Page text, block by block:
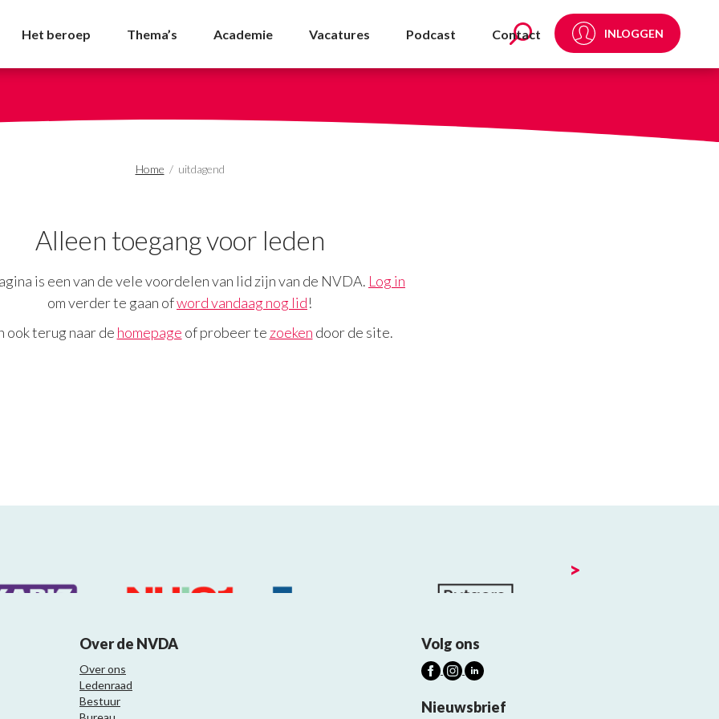
Het beroep Thema’s Academie Vacatures Podcast Contact INLOGGEN
Home / uitdagend
Alleen toegang voor leden
is een van de vele voordelen van lid zijn van de NVDA. Log in
om verder te gaan ofword vandaag nog lid!
ook terug naar de homepage of probeer te zoeken door de site.
>
Over de NVDA
Over ons
Ledenraad
Bestuur
Volg ons
Nieuwsbrief